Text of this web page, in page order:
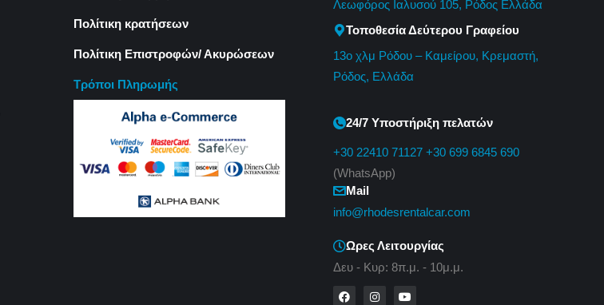
Πολίτικη κρατήσεων
Πολίτικη Επιστροφών/ Ακυρώσεων
Τρόποι Πληρωμής
Λεωφόρος Ιαλυσού 105, Ρόδος Ελλάδα
Τοποθεσία Δεύτερου Γραφείου
13o χλμ Ρόδου – Καμείρου, Κρεμαστή,
Ρόδος, Ελλάδα
24/7 Υποστήριξη πελατών
+30 22410 71127 +30 699 6845 690
(WhatsApp)
Mail
info@rhodesrentalcar.com
Ωρες Λειτουργίας
Δευ - Κυρ: 8π.μ. - 10μ.μ.